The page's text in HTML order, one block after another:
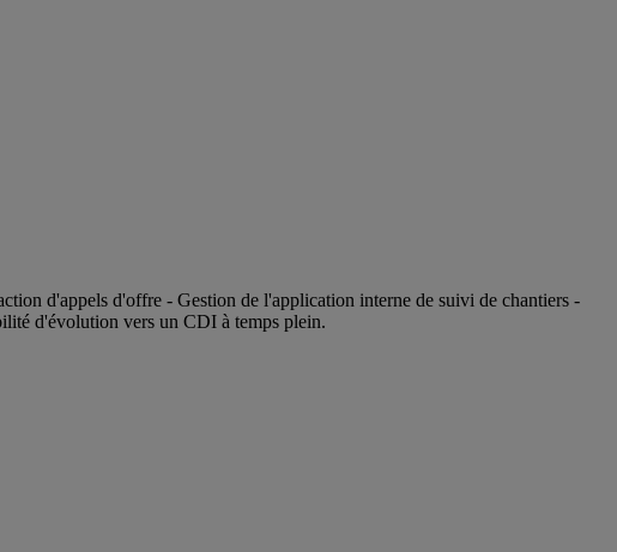
d'appels d'offre - Gestion de l'application interne de suivi de chantiers -
d'évolution vers un CDI à temps plein.